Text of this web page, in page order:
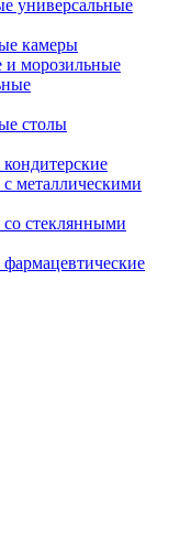
универсальные
камеры
и морозильные
столы
металлическими
стеклянными